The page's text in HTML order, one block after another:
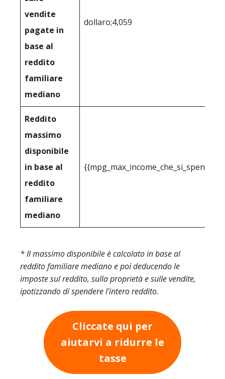
vendite
pagate in
base al
reddito
familiare
mediano
dollaro;4,059
Reddito
massimo
disponibile
in base al
reddito
familiare
mediano
* Il massimo disponibile è calcolato in base al
reddito familiare mediano e poi deducendo le
imposte sul reddito, sulla proprietà e sulle vendite,
ipotizzando di spendere l'intero reddito.
Cliccate qui per
aiutarvi a ridurre le
tasse